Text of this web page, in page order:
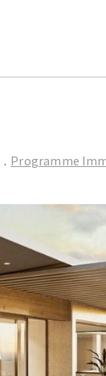
. Programme